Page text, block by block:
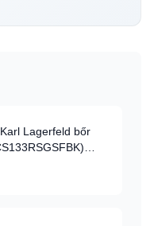
Lagerfeld bőr